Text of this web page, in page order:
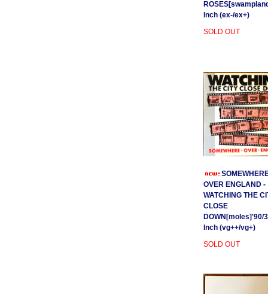
Inch (ex-/ex+)
SOLD OUT
OVER ENGLAND -
WATCHING THE
CLOSE
DOWN[moles]'90/
Inch (vg++/vg+)
SOLD OUT